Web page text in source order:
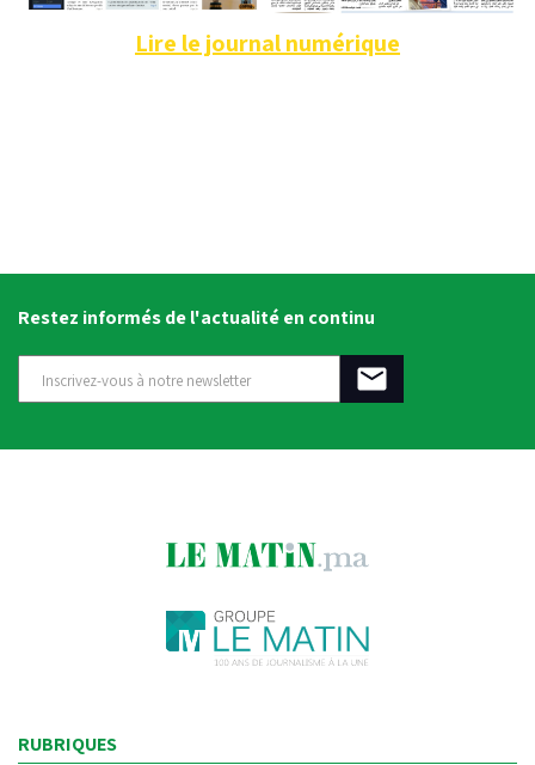
Lire le journal numérique
Restez informés de l'actualité en continu
RUBRIQUES